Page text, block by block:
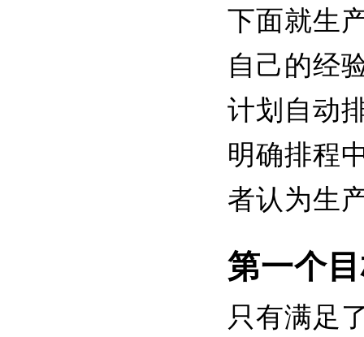
下面就生
自己的经
计划自动
明确排程
者认为生
第一个
只有满足